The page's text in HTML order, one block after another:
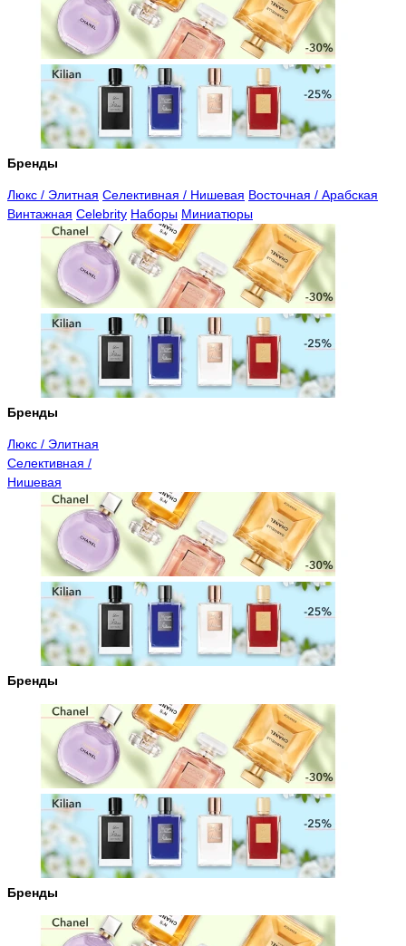
Бренды
Люкс / Элитная Селективная / Нишевая Восточная / Арабская
Винтажная Celebrity Наборы Миниатюры
Бренды
Люкс / Элитная
Селективная /
Нишевая
Бренды
Бренды